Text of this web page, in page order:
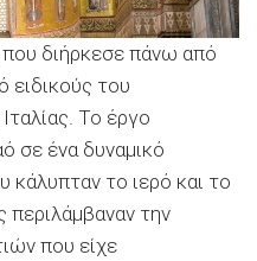
διήρκεσε πάνω από
ειδικούς του
Το έργο
σε ένα δυναμικό
κάλυπταν το ιερό και το
περιλάμβαναν την
που είχε